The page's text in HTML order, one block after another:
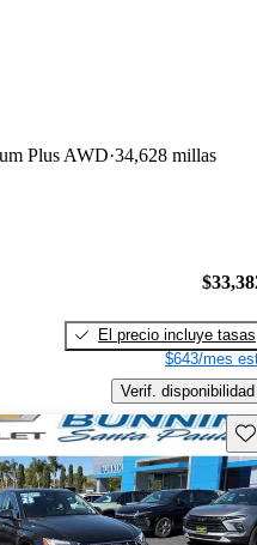
Plus AWD 34,628 millas
El precio incluye tasas
$643/mes
Verif. disponibilidad